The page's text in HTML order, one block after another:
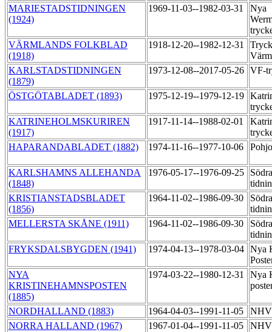
MARIESTADSTIDNINGEN
(1924)
1969-11-03--1982-03-31
Nya
VÄRMLANDS FOLKBLAD
(1918)
1918-12-20--1982-12-31
KARLSTADSTIDNINGEN
(1879)
1973-12-08--2017-05-26 VF-
ÖSTGÖTABLADET (1893) 1975-12-19--1979-12-19
KATRINEHOLMSKURIREN
(1917)
1917-11-14--1988-02-01
HAPARANDABLADET (1882)
1974-11-16--1977-10-06
KARLSHAMNS ALLEHANDA
(1848)
1976-05-17--1976-09-25
KRISTIANSTADSBLADET
(1856)
1964-11-02--1986-09-30
MELLERSTA SKÅNE (1911)
1964-11-02--1986-09-30
FRYKSDALSBYGDEN (1941)
1974-04-13--1978-03-04 Nya
NYA
KRISTINEHAMNSPOSTEN
(1885)
1974-03-22--1980-12-31
Nya
NORDHALLAND (1883) 1964-04-03--1991-11-05
NORRA HALLAND (1967)
1967-01-04--1991-11-05